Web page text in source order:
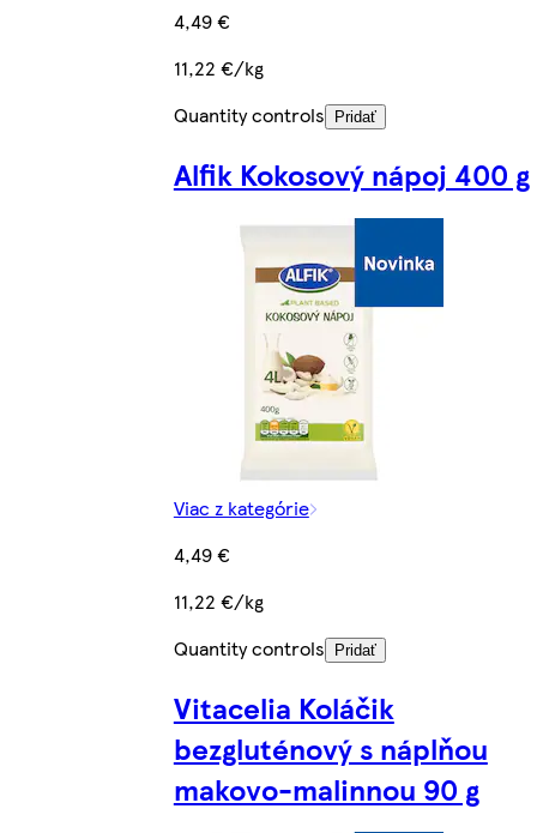
4,49 €
11,22 €/kg
Quantity controls
Pridať
Alfik Kokosový nápoj 400 g
Viac z kategórie
4,49 €
11,22 €/kg
Quantity controls
Pridať
Vitacelia Koláčik
bezgluténový s náplňou
makovo-malinnou 90 g